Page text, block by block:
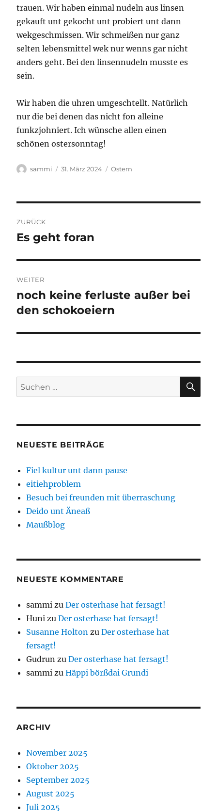
trauen. Wir haben einmal nudeln aus linsen
gekauft unt gekocht unt probiert unt dann
wekgeschmissen. Wir schmeißen nur ganz
selten lebensmittel wek nur wenns gar nicht
anders geht. Bei den linsennudeln musste es
sein.
Wir haben die uhren umgeschtellt. Natürlich
nur die bei denen das nicht fon alleine
funkzjohniert. Ich wünsche allen einen
schönen ostersonntag!
Autor
sammi
Veröffentlicht
31. März 2024 Kategorien
Ostern
ZURÜCK
Vorheriger
Es geht foran
WEITER
Nächster
Beitrag:
noch keine ferluste außer bei
den schokoeiern
Suchen
nach:
NEUESTE BEITRÄGE
Fiel kultur unt dann pause
eitiehproblem
Besuch bei freunden mit überraschung
Deido unt Äneaß
Maußblog
NEUESTE KOMMENTARE
sammi zuDer osterhase hat fersagt!
Huni zuDer osterhase hat fersagt!
Susanne Holton zuDer osterhase hat
fersagt!
Gudrun zuDer osterhase hat fersagt!
sammi zuHäppi börßdai Grundi
ARCHIV
November 2025
Oktober 2025
September 2025
August 2025
Juli 2025